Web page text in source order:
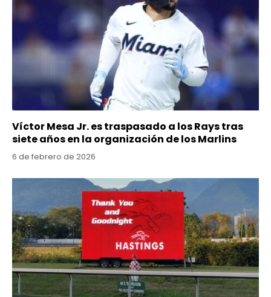
Víctor Mesa Jr. es traspasado a los Rays tras
siete años en la organización de los Marlins
6 de febrero de 2026